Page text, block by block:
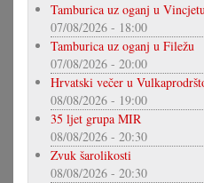
Tamburica uz oganj u
07/08/2026 - 18:00
Tamburica uz oganj u Filežu
07/08/2026 - 20:00
Hrvatski večer u
08/08/2026 - 19:00
35 ljet grupa MIR
08/08/2026 - 20:30
Zvuk šarolikosti
08/08/2026 - 20:30